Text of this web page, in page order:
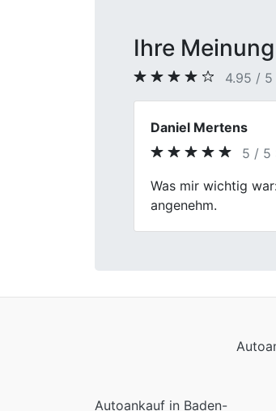
Ihre
4.95 / 5
Petra L.
5 / 5
Ich bin eher
Württemberg